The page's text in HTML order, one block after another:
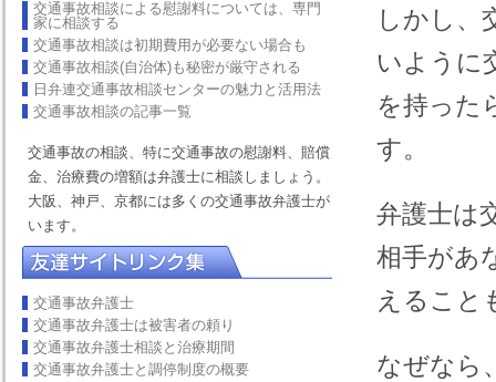
交通事故相談による慰謝料については、専門
家に相談する
交通事故相談は初期費用が必要ない場合も
交通事故相談(自治体)も秘密が厳守される
日弁連交通事故相談センターの魅力と活用法
交通事故相談の記事一覧
交通事故の相談、特に交通事故の慰謝料、賠償
金、治療費の増額は弁護士に相談しましょう。
大阪、神戸、京都には多くの交通事故弁護士が
います。
交通事故弁護士
交通事故弁護士は被害者の頼り
交通事故弁護士相談と治療期間
交通事故弁護士と調停制度の概要
しかし、
いように
を持った
す。
弁護士は
相手があ
えること
なぜなら